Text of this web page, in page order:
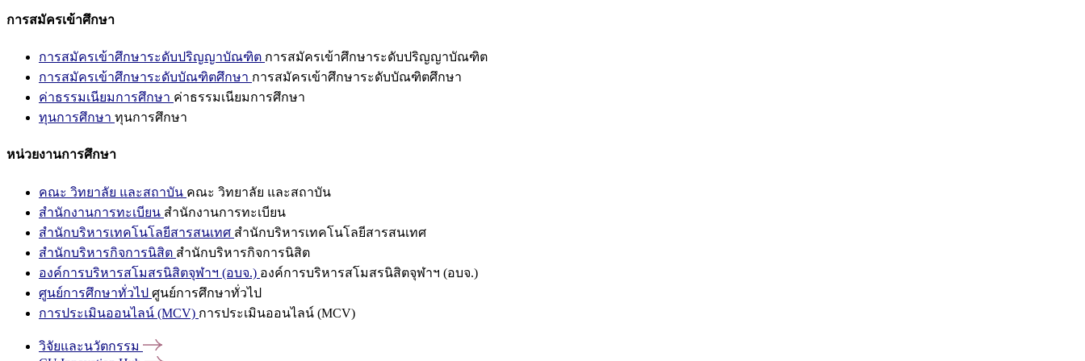
การสมัครเข้าศึกษา
การสมัครเข้าศึกษาระดับปริญญาบัณฑิต การสมัครเข้าศึกษาระดับปริญญาบัณฑิต
การสมัครเข้าศึกษาระดับบัณฑิตศึกษา การสมัครเข้าศึกษาระดับบัณฑิตศึกษา
ค่าธรรมเนียมการศึกษา ค่าธรรมเนียมการศึกษา
ทุนการศึกษา ทุนการศึกษา
หน่วยงานการศึกษา
คณะ วิทยาลัย และสถาบัน คณะ วิทยาลัย และสถาบัน
สำนักงานการทะเบียน สำนักงานการทะเบียน
สำนักบริหารเทคโนโลยีสารสนเทศ สำนักบริหารเทคโนโลยีสารสนเทศ
สำนักบริหารกิจการนิสิต สำนักบริหารกิจการนิสิต
องค์การบริหารสโมสรนิสิตจุฬาฯ (อบจ.) องค์การบริหารสโมสรนิสิตจุฬาฯ (อบจ.)
ศูนย์การศึกษาทั่วไป ศูนย์การศึกษาทั่วไป
การประเมินออนไลน์ (MCV) การประเมินออนไลน์ (MCV)
วิจัยและนวัตกรรม